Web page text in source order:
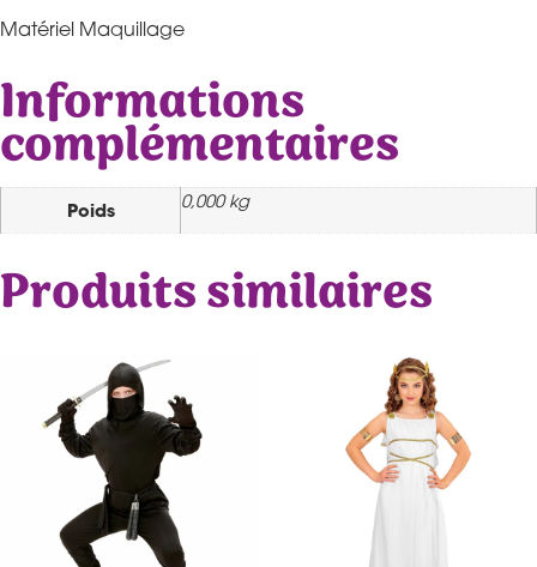
Matériel Maquillage
Informations
complémentaires
Poids 0,000 kg
Produits similaires